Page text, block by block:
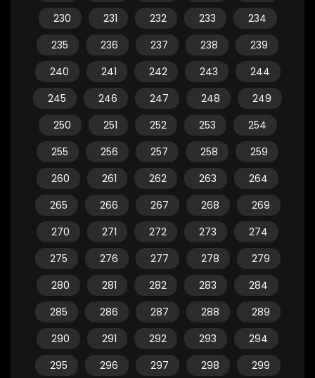
230
231 232 233
234
235
236 237 238
239
240
241 242 243
244
245
246 247 248
249
250
251 252 253
254
255
256 257 258
259
260
261 262 263
264
265
266 267 268
269
270
271 272 273
274
275
276 277 278
279
280
281 282 283
284
285
286 287 288
289
290
291 292 293
294
295
296 297 298
299